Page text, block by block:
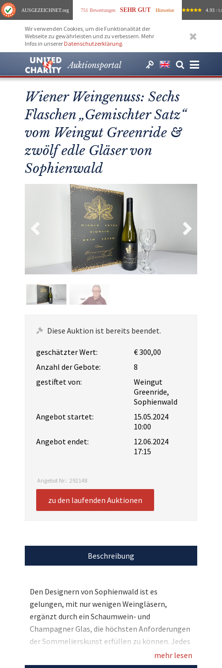
AUSGEZEICHNET.org 751 Bewertungen SEHR GUT Hinweise 4.93 /
Wir verwenden Cookies, um die Funktionalität der
Webseite zu gewährleisten und zu verbessern. Mehr
Infos in unserer Datenschutzerklärung.
Auktionsportal
Wiener Weingenuss: Sechs
Flaschen „Gemischter Satz“
vom Weingut Greenride &
zwölf edle Gläser von
Sophienwald
Diese Auktion ist bereits beendet.
geschätzter Wert:
€ 300,00
Anzahl der Gebote:
8
gestiftet von:
Weingut
Greenride,
Sophienwald
Angebot startet:
15.05.2024
10:00
Angebot endet:
12.06.2024
17:15
Angebot Nr.: 292148
zu den laufenden Auktionen
Beschreibung
Den Designern von Sophienwald ist es
gelungen, mit nur wenigen Weingläsern,
ergänzt durch ein Schaumwein- und
Champagner Glas, die höchsten Anforderungen
der Sommelierskunst erfüllen zu können. Jedes
Glas ist mundgeblasen, handgefertigt undmehr lesen